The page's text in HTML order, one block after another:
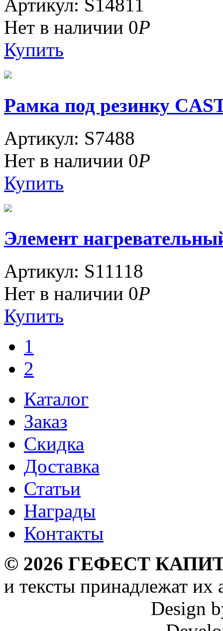
Артикул: S14811
Нет в наличии 0Р
Купить
Рамка под резинку
Артикул: S7488
Нет в наличии 0Р
Купить
Элемент
Артикул: S11118
Нет в наличии 0Р
Купить
1
2
Каталог
Заказ
Скидка
Доставка
Статьи
Награды
Контакты
© 2026 ГЕФЕСТ
и тексты принадлежат их
Design